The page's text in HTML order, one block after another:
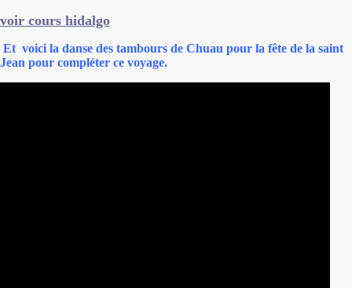
voir cours hidalgo
Et voici la danse des tambours de Chuau pour la fête de la saint
Jean pour compléter ce voyage.